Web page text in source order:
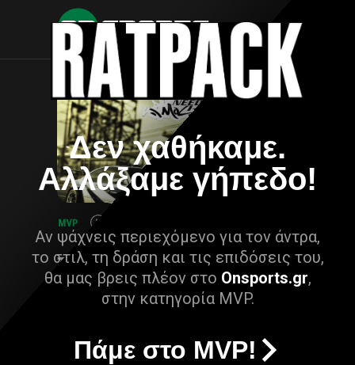
Δεν χαθήκαμε.
Αλλάξαμε γήπεδο!
Αν ψάχνεις περιεχόμενο για τον άντρα,
το στιλ, τη δράση και τις επιδόσεις του,
θα μας βρεις πλέον στο Onsports.gr,
στην κατηγορία MVP.
Πάμε στο MVP!